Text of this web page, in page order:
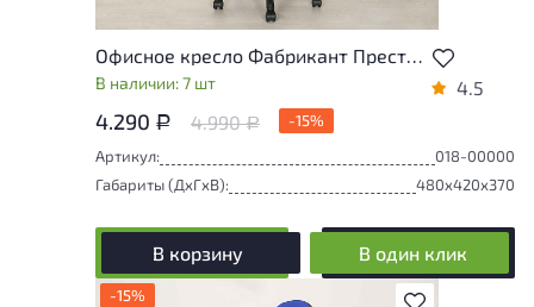
Офисное кресло Фабрикант Престиж Ткань Красный Россия
В наличии: 7 шт 4.5
4.290 Р 4.990Р
-15%
Артикул:
018-00000
Габариты (ДxГxВ):
480x420x370
В корзину В один клик
В избранное
-15%